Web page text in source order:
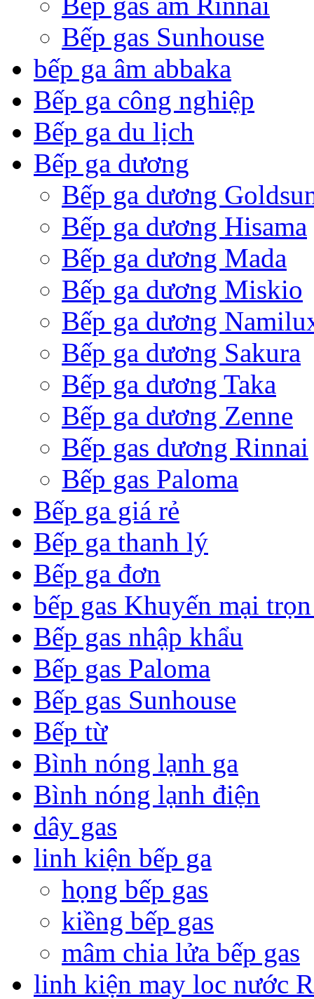
Bếp gas Sunhouse
bếp ga âm abbaka
Bếp ga công nghiệp
Bếp ga du lịch
Bếp ga dương
Bếp ga dương
Bếp ga dương Hisama
Bếp ga dương Mada
Bếp ga dương Miskio
Bếp ga dương
Bếp ga dương Sakura
Bếp ga dương Taka
Bếp ga dương Zenne
Bếp gas dương Rinnai
Bếp gas Paloma
Bếp ga giá rẻ
Bếp ga thanh lý
Bếp ga đơn
bếp gas Khuyến mại
Bếp gas nhập khẩu
Bếp gas Paloma
Bếp gas Sunhouse
Bếp từ
Bình nóng lạnh ga
Bình nóng lạnh điện
dây gas
linh kiện bếp ga
họng bếp gas
kiềng bếp gas
mâm chia lửa bếp gas
linh kiện may loc nước